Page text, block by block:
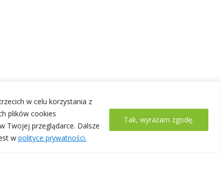
w celu korzystania z
plików cookies
Twojej przeglądarce. Dalsze
w polityce prywatności.
Tak, wyrażam zgodę.